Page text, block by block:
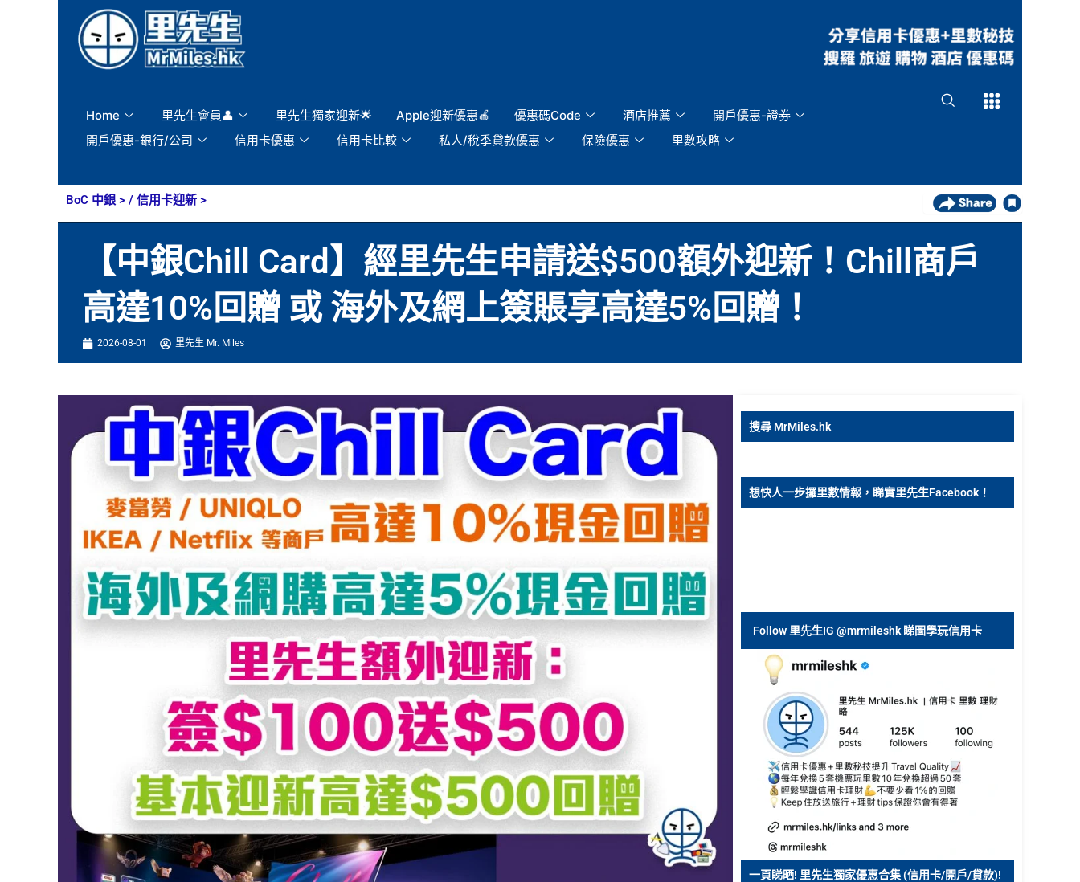
Home 里先生會員👤 里先生獨家迎新🌟 Apple迎新優惠🍎 優惠碼Code 酒店推薦
開戶優惠-證券
開戶優惠-銀行/公司
信用卡優惠 信用卡比較 私人/稅季貸款優惠 保險優惠 里數攻略
Open
BoC 中銀 > / 信用卡迎新 >
【中銀Chill Card】經里先生申請送$500額外迎新！Chill商戶
高達10%回贈 或 海外及網上簽賬享高達5%回贈！
2026-08-01 里先生 Mr. Miles
搜尋 MrMiles.hk
想快人一步攞里數情報，睇實里先生Facebook！
Follow 里先生IG @mrmileshk 睇圖學玩信用卡
一頁睇晒! 里先生獨家優惠合集 (信用卡/開戶/貸款)!